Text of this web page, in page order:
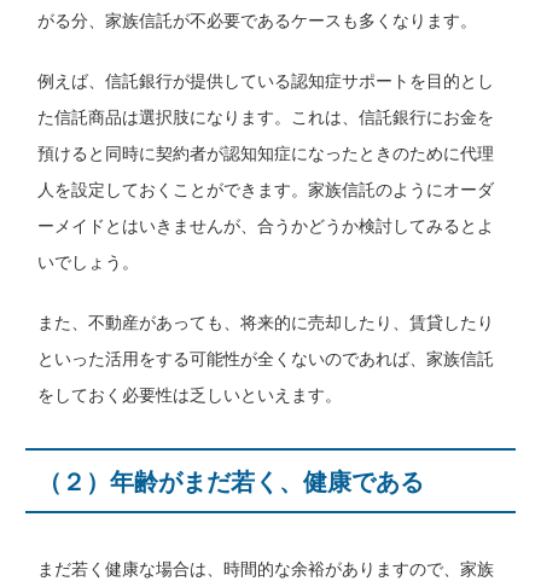
がる分、家族信託が不必要であるケースも多くなります。
例えば、信託銀行が提供している認知症サポートを目的とし
た信託商品は選択肢になります。これは、信託銀行にお金を
預けると同時に契約者が認知知症になったときのために代理
人を設定しておくことができます。家族信託のようにオーダ
ーメイドとはいきませんが、合うかどうか検討してみるとよ
いでしょう。
また、不動産があっても、将来的に売却したり、賃貸したり
といった活用をする可能性が全くないのであれば、家族信託
をしておく必要性は乏しいといえます。
（２）年齢がまだ若く、健康である
まだ若く健康な場合は、時間的な余裕がありますので、家族